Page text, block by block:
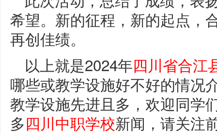
希望。新的征程，新的起点，
再创佳绩。
以上就是2024年四川省合江
哪些或教学设施好不好的情况
教学设施先进且多，欢迎同学
多四川中职学校新闻，请关注